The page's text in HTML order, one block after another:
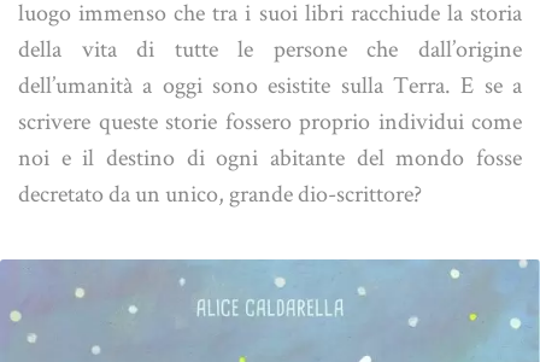
luogo immenso che tra i suoi libri racchiude la storia
della vita di tutte le persone che dall’origine
dell’umanità a oggi sono esistite sulla Terra. E se a
scrivere queste storie fossero proprio individui come
noi e il destino di ogni abitante del mondo fosse
decretato da un unico, grande dio-scrittore?